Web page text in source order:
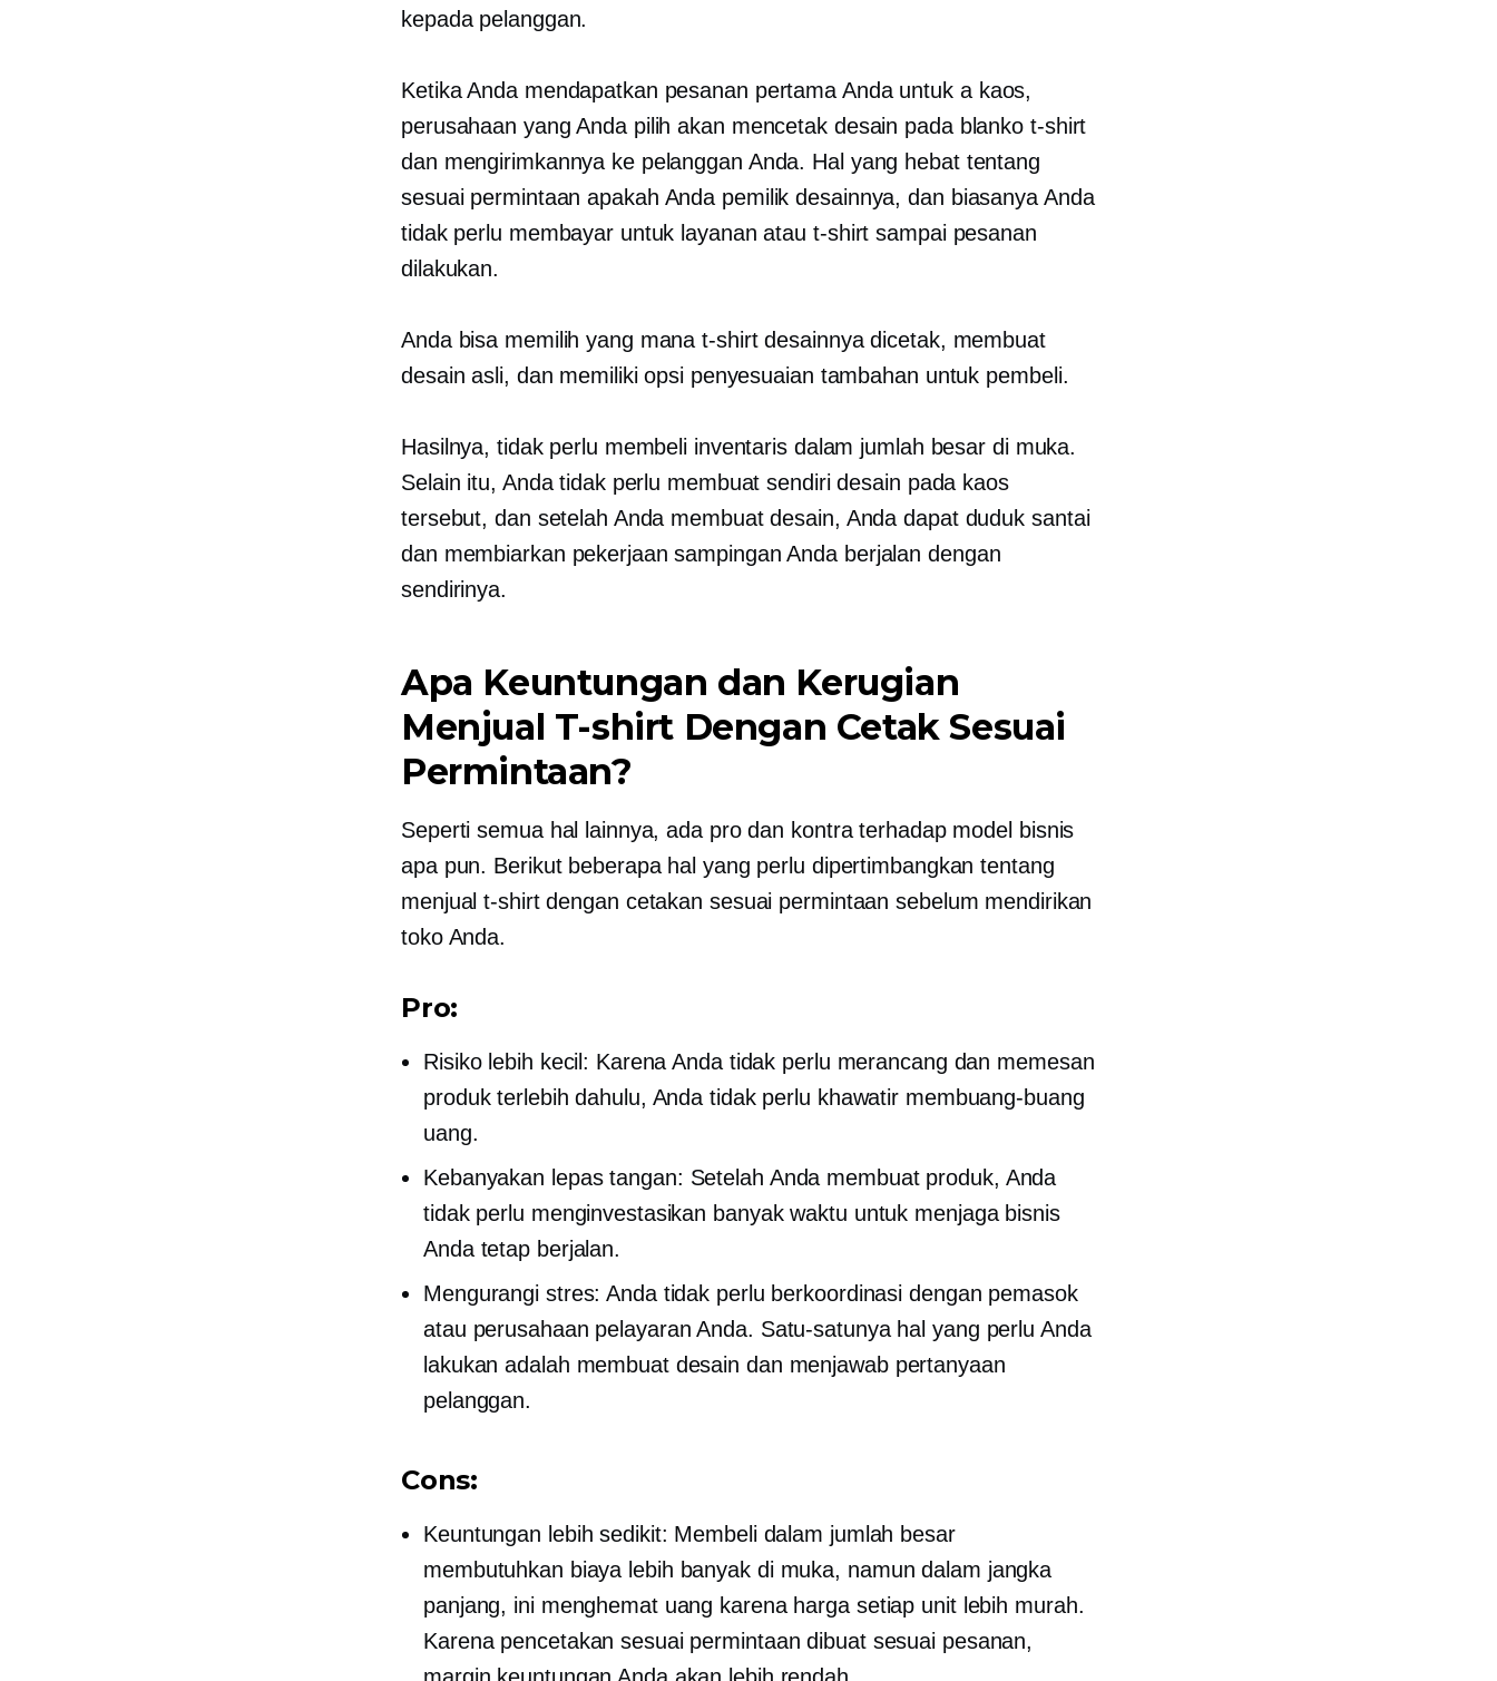
kepada pelanggan.
Ketika Anda mendapatkan pesanan pertama Anda untuk a kaos,
perusahaan yang Anda pilih akan mencetak desain pada blanko t-shirt
dan mengirimkannya ke pelanggan Anda. Hal yang hebat tentang
sesuai permintaan apakah Anda pemilik desainnya, dan biasanya Anda
tidak perlu membayar untuk layanan atau t-shirt sampai pesanan
dilakukan.
Anda bisa memilih yang manat-shirtdesainnya dicetak, membuat
desain asli, dan memiliki opsi penyesuaian tambahan untuk pembeli.
Hasilnya, tidak perlu membeli inventaris dalam jumlah besar di muka.
Selain itu, Anda tidak perlu membuat sendiri desain pada kaos
tersebut, dan setelah Anda membuat desain, Anda dapat duduk santai
dan membiarkan pekerjaan sampingan Anda berjalan dengan
sendirinya.
Apa Keuntungan dan Kerugian
Menjual T-shirt Dengan Cetak Sesuai
Permintaan?
Seperti semua hal lainnya, ada pro dan kontra terhadap model bisnis
apa pun. Berikut beberapa hal yang perlu dipertimbangkan tentang
menjualt-shirtdengan cetakan sesuai permintaan sebelum mendirikan
toko Anda.
Pro:
Risiko lebih kecil: Karena Anda tidak perlu merancang dan memesan
produk terlebih dahulu, Anda tidak perlu khawatir membuang-buang
uang.
Kebanyakan lepas tangan: Setelah Anda membuat produk, Anda
tidak perlu menginvestasikan banyak waktu untuk menjaga bisnis
Anda tetap berjalan.
Mengurangi stres: Anda tidak perlu berkoordinasi dengan pemasok
atau perusahaan pelayaran Anda. Satu-satunya hal yang perlu Anda
lakukan adalah membuat desain dan menjawab pertanyaan
pelanggan.
Cons:
Keuntungan lebih sedikit: Membeli dalam jumlah besar
membutuhkan biaya lebih banyak di muka, namun dalam jangka
panjang, ini menghemat uang karena harga setiap unit lebih murah.
Karena pencetakan sesuai permintaan dibuat sesuai pesanan,